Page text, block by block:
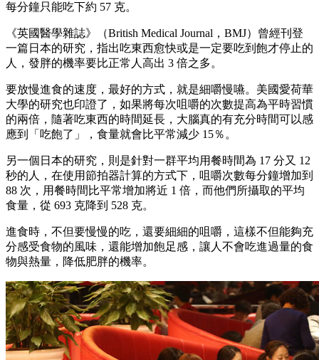
每分鐘只能吃下約 57 克。
《英國醫學雜誌》（British Medical Journal，BMJ）曾經刊登
一篇日本的研究，指出吃東西愈快或是一定要吃到飽才停止的
人，發胖的機率要比正常人高出 3 倍之多。
要放慢進食的速度，最好的方式，就是細嚼慢嚥。美國愛荷華
大學的研究也印證了，如果將每次咀嚼的次數提高為平時習慣
的兩倍，隨著吃東西的時間延長，大腦真的有充分時間可以感
應到「吃飽了」，食量就會比平常減少 15％。
另一個日本的研究，則是針對一群平均用餐時間為 17 分又 12
秒的人，在使用節拍器計算的方式下，咀嚼次數每分鐘增加到
88 次，用餐時間比平常增加將近 1 倍，而他們所攝取的平均
食量，從 693 克降到 528 克。
進食時，不但要慢慢的吃，還要細細的咀嚼，這樣不但能夠充
分感受食物的風味，還能增加飽足感，讓人不會吃進過量的食
物與熱量，降低肥胖的機率。